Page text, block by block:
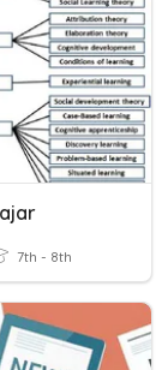
7th - 8th